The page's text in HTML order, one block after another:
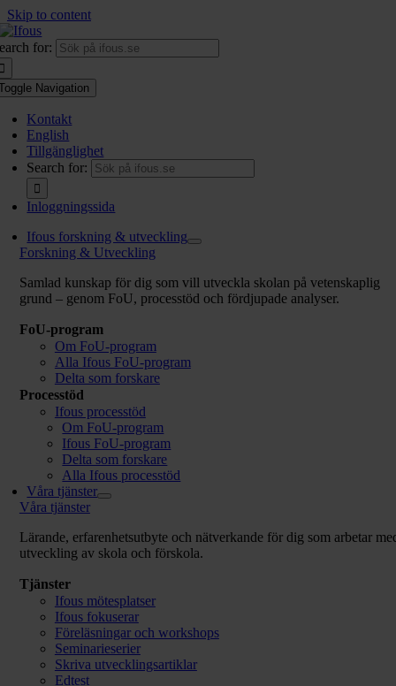
Skip to content
for:
Navigation
Kontakt
English
Tillgänglighet
Search for:
Inloggningssida
Ifous forskning & utveckling
Forskning & Utveckling
Samlad kunskap för dig som vill utveckla skolan på vetenskaplig
grund – genom FoU, processtöd och fördjupade analyser.
FoU-program
Om FoU-program
Alla Ifous FoU-program
Delta som forskare
Processtöd
Ifous processtöd
Om FoU-program
Ifous FoU-program
Delta som forskare
Alla Ifous processtöd
Våra tjänster
Våra tjänster
Lärande, erfarenhetsutbyte och nätverkande för dig som arbetar
utveckling av skola och förskola.
Tjänster
Ifous mötesplatser
Ifous fokuserar
Föreläsningar och workshops
Seminarieserier
Skriva utvecklingsartiklar
Edtest